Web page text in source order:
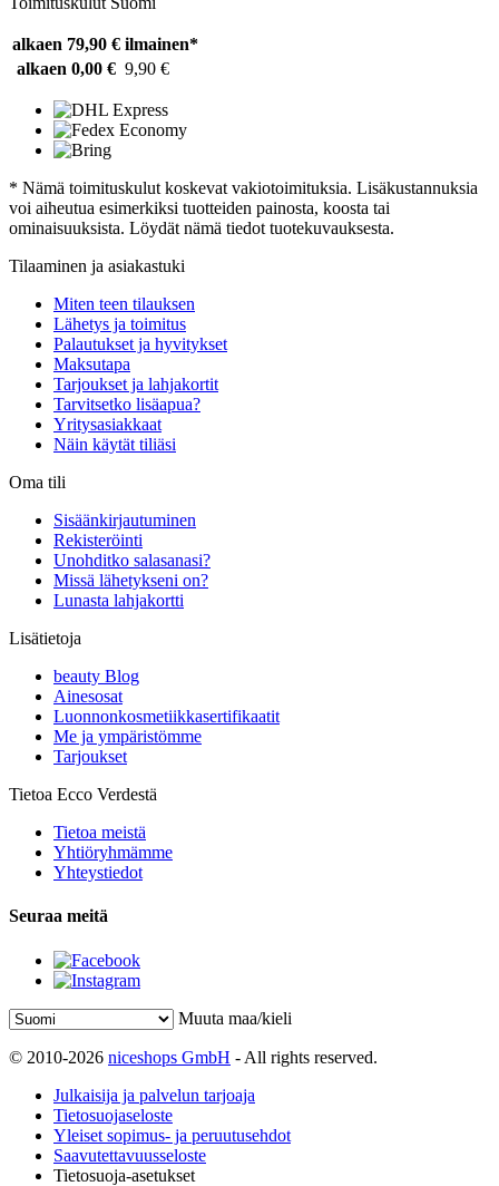
alkaen 79,90 € ilmainen*
alkaen 0,00 € 9,90 €
* Nämä toimituskulut koskevat vakiotoimituksia. Lisäkustannuksia
voi aiheutua esimerkiksi tuotteiden painosta, koosta tai
ominaisuuksista. Löydät nämä tiedot tuotekuvauksesta.
Tilaaminen ja asiakastuki
Miten teen tilauksen
Lähetys ja toimitus
Palautukset ja hyvitykset
Maksutapa
Tarjoukset ja lahjakortit
Tarvitsetko lisäapua?
Yritysasiakkaat
Näin käytät tiliäsi
Oma tili
Sisäänkirjautuminen
Rekisteröinti
Unohditko salasanasi?
Missä lähetykseni on?
Lunasta lahjakortti
Lisätietoja
beauty Blog
Ainesosat
Luonnonkosmetiikkasertifikaatit
Me ja ympäristömme
Tarjoukset
Tietoa Ecco Verdestä
Tietoa meistä
Yhtiöryhmämme
Yhteystiedot
Seuraa meitä
Muuta maa/kieli
© 2010-2026 niceshops GmbH - All rights reserved.
Julkaisija ja palvelun tarjoaja
Tietosuojaseloste
Yleiset sopimus- ja peruutusehdot
Saavutettavuusseloste
Tietosuoja-asetukset